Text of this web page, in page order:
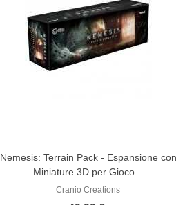
Nemesis: Terrain Pack - Espansione con
Miniature 3D per Gioco...
Cranio Creations